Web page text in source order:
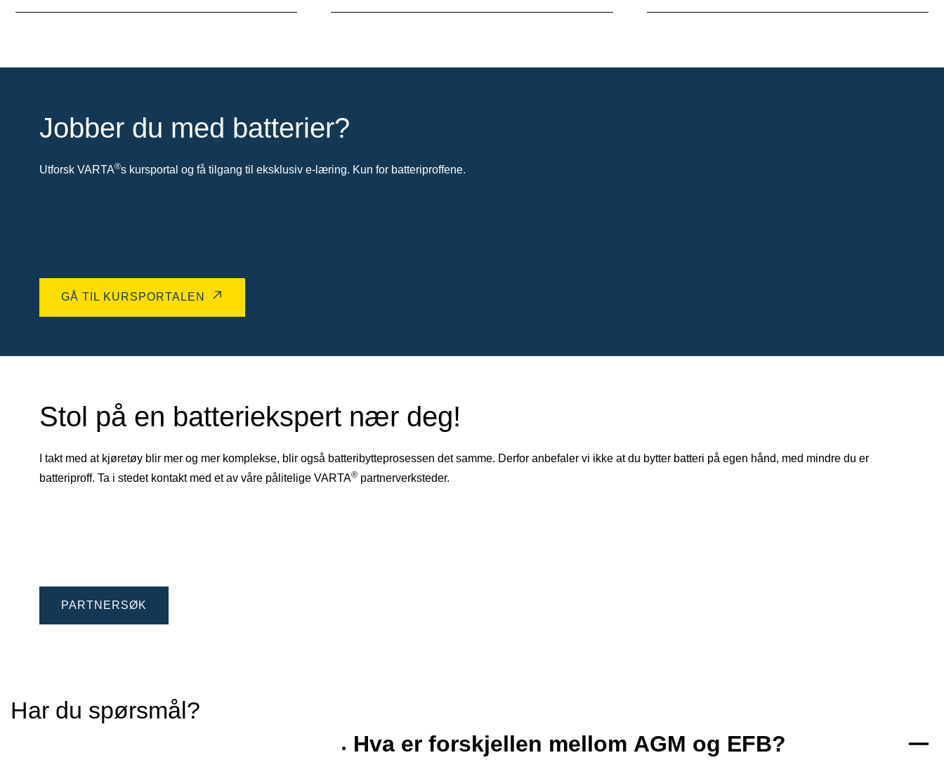
Jobber du med batterier?
Utforsk VARTA®s kursportal og få tilgang til eksklusiv e-læring. Kun for batteriproffene.
GÅ TIL KURSPORTALEN
Stol på en batteriekspert nær deg!
I takt med at kjøretøy blir mer og mer komplekse, blir også batteribytteprosessen det samme. Derfor anbefaler vi ikke at du bytter batteri på egen hånd, med mindre du er
batteriproff. Ta i stedet kontakt med et av våre pålitelige VARTA® partnerverksteder.
PARTNERSØK
Har du spørsmål?
Hva er forskjellen mellom AGM og EFB?